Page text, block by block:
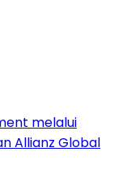
melalui
Allianz Global